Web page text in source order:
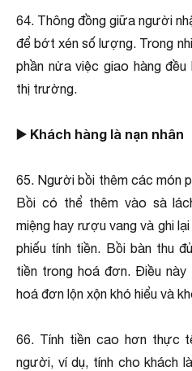
64. Thông đồng giữa người
để bớt xén số lượng. Trong
phần nửa việc giao hàng
thị trường.
▶️ Khách hàng là nạn nhân
65. Người bồi thêm các món
Bồi có thể thêm vào sà
miệng hay rượu vang và ghi
phiếu tính tiền. Bồi bàn thu
tiền trong hoá đơn. Ðiều
hoá đơn lộn xộn khó hiểu và
66. Tính tiền cao hơn thực
người, ví dụ, tính cho khách